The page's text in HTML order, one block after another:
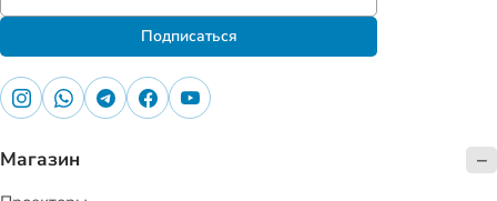
Подписаться
Магазин